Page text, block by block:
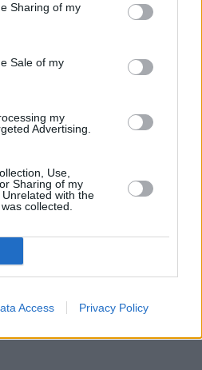
Sharing of my
Sale of my
my
Advertising.
Use,
Sharing of my
with the
collected.
Access Privacy Policy